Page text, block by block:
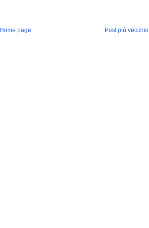
Post più vecchio
Home page